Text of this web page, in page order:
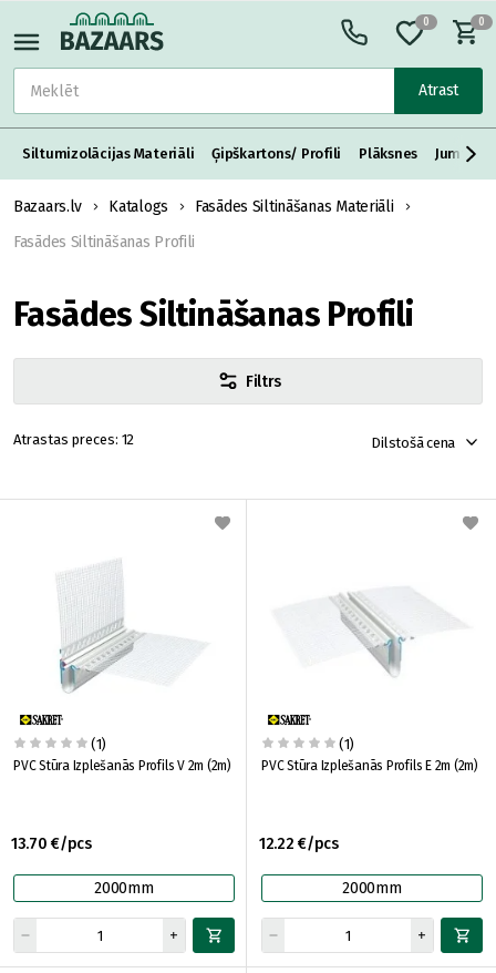
Atrast
0 0
Siltumizolācijas Materiāli Ģipškartons/ Profili Plāksnes Jumta
Bazaars.lv Katalogs
Fasādes Siltināšanas Materiāli
Fasādes Siltināšanas Profili
Fasādes Siltināšanas Profili
Filtrs
12 Dilstošā cena
(1)
PVC Stūra Izplešanās Profils V 2m (2m)
13.70 €/pcs
2000mm
(1)
PVC Stūra Izplešanās Profils E 2m (2m)
12.22 €/pcs
2000mm